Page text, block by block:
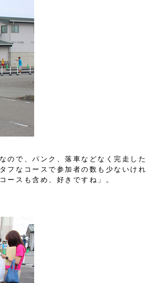
ので、パンク、落車などなく完走した
フなコースで参加者の数も少ないけれ
ースも含め、好きですね」。